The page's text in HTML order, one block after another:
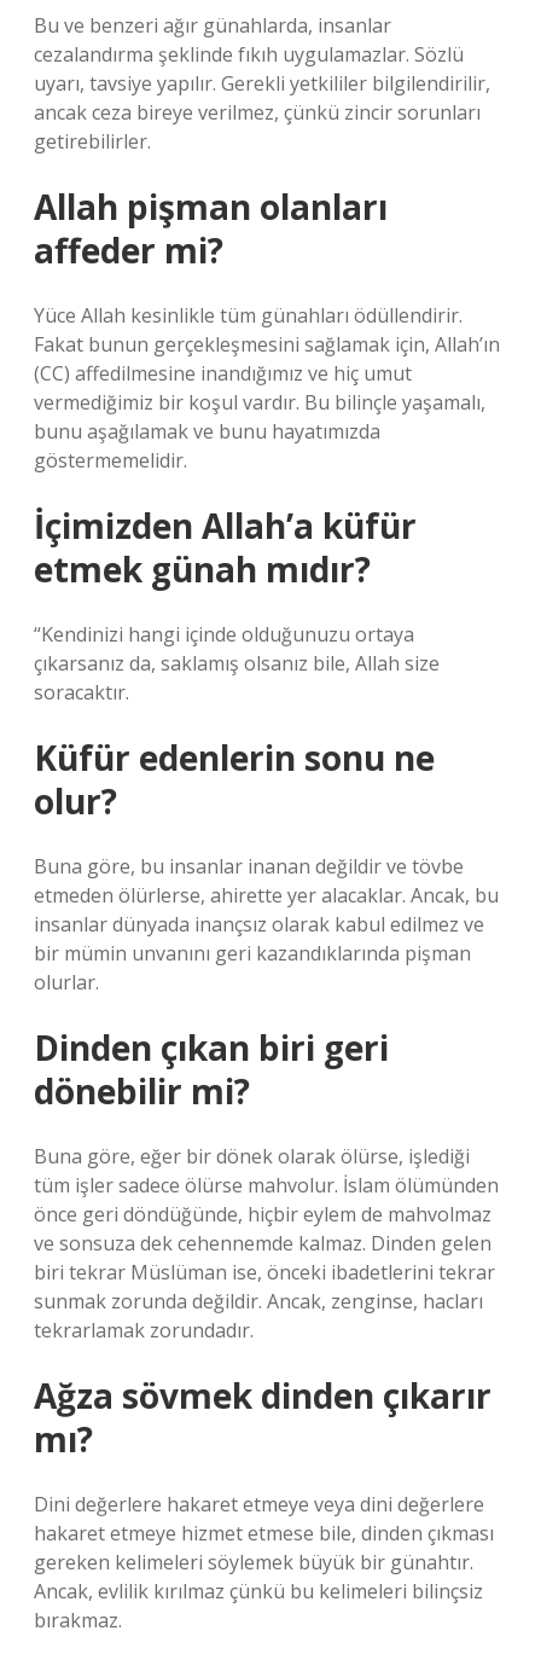
Bu ve benzeri ağır günahlarda, insanlar
cezalandırma şeklinde fıkıh uygulamazlar. Sözlü
uyarı, tavsiye yapılır. Gerekli yetkililer bilgilendirilir,
ancak ceza bireye verilmez, çünkü zincir sorunları
getirebilirler.
Allah pişman olanları
affeder mi?
Yüce Allah kesinlikle tüm günahları ödüllendirir.
Fakat bunun gerçekleşmesini sağlamak için, Allah’ın
(CC) affedilmesine inandığımız ve hiç umut
vermediğimiz bir koşul vardır. Bu bilinçle yaşamalı,
bunu aşağılamak ve bunu hayatımızda
göstermemelidir.
İçimizden Allah’a küfür
etmek günah mıdır?
“Kendinizi hangi içinde olduğunuzu ortaya
çıkarsanız da, saklamış olsanız bile, Allah size
soracaktır.
Küfür edenlerin sonu ne
olur?
Buna göre, bu insanlar inanan değildir ve tövbe
etmeden ölürlerse, ahirette yer alacaklar. Ancak, bu
insanlar dünyada inançsız olarak kabul edilmez ve
bir mümin unvanını geri kazandıklarında pişman
olurlar.
Dinden çıkan biri geri
dönebilir mi?
Buna göre, eğer bir dönek olarak ölürse, işlediği
tüm işler sadece ölürse mahvolur. İslam ölümünden
önce geri döndüğünde, hiçbir eylem de mahvolmaz
ve sonsuza dek cehennemde kalmaz. Dinden gelen
biri tekrar Müslüman ise, önceki ibadetlerini tekrar
sunmak zorunda değildir. Ancak, zenginse, hacları
tekrarlamak zorundadır.
Ağza sövmek dinden çıkarır
mı?
Dini değerlere hakaret etmeye veya dini değerlere
hakaret etmeye hizmet etmese bile, dinden çıkması
gereken kelimeleri söylemek büyük bir günahtır.
Ancak, evlilik kırılmaz çünkü bu kelimeleri bilinçsiz
bırakmaz.